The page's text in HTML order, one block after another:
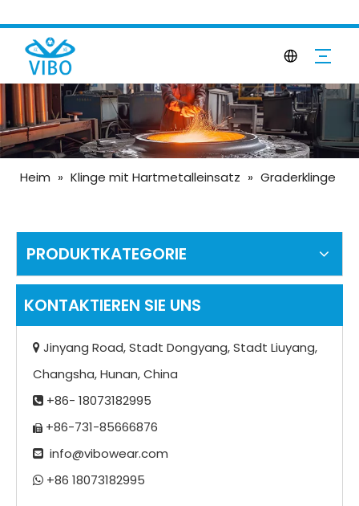
Heim » Klinge mit Hartmetalleinsatz » Graderklinge
PRODUKTKATEGORIE
KONTAKTIEREN SIE UNS
 Jinyang Road, Stadt Dongyang, Stadt Liuyang,
Changsha, Hunan, China
 +86- 18073182995
 +86-731-85666876
 info@vibowear.com
 +86 18073182995